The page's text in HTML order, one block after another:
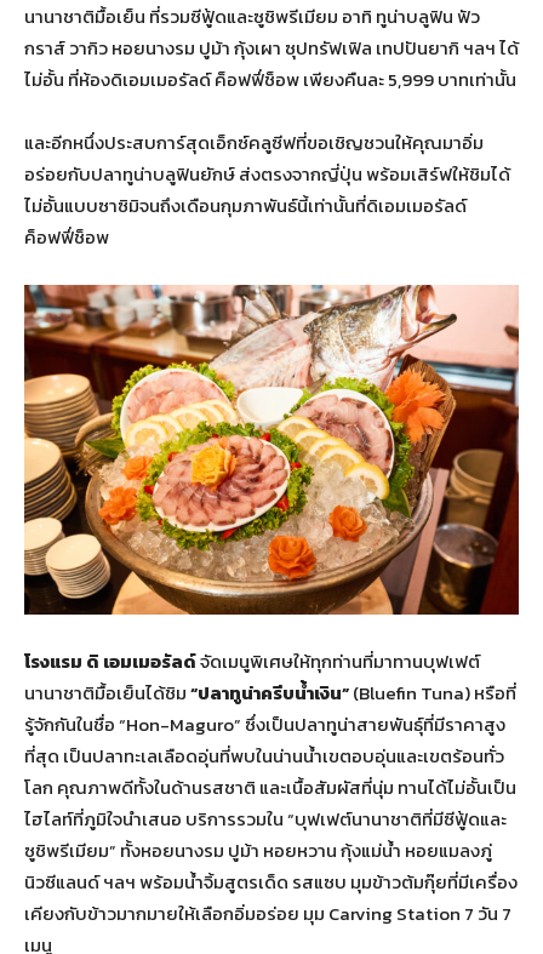
นานาชาติมื้อเย็น ที่รวมซีฟู้ดและซูชิพรีเมียม อาทิ ทูน่าบลูฟิน ฟัว
กราส์ วากิว หอยนางรม ปูม้า กุ้งเผา ซุปทรัฟเฟิล เทปปันยากิ ฯลฯ ได้
ไม่อั้น ที่ห้องดิเอมเมอรัลด์ ค็อฟฟี่ช็อพ เพียงคืนละ 5,999 บาทเท่านั้น
และอีกหนึ่งประสบการ์สุดเอ็กซ์คลูซีฟที่ขอเชิญชวนให้คุณมาอิ่ม
อร่อยกับปลาทูน่าบลูฟินยักษ์ ส่งตรงจากญี่ปุ่น พร้อมเสิร์ฟให้ชิมได้
ไม่อั้นแบบซาซิมิจนถึงเดือนกุมภาพันธ์นี้เท่านั้นที่ดิเอมเมอรัลด์
ค็อฟฟี่ช็อพ
โรงแรม ดิ เอมเมอรัลด์จัดเมนูพิเศษให้ทุกท่านที่มาทานบุฟเฟต์
นานาชาติมื้อเย็นได้ชิม“ปลาทูน่าครีบน้ำเงิน”(Bluefin Tuna) หรือที่
รู้จักกันในชื่อ “Hon-Maguro” ซึ่งเป็นปลาทูน่าสายพันธุ์ที่มีราคาสูง
ที่สุด เป็นปลาทะเลเลือดอุ่นที่พบในน่านน้ำเขตอบอุ่นและเขตร้อนทั่ว
โลก คุณภาพดีทั้งในด้านรสชาติ และเนื้อสัมผัสที่นุ่ม ทานได้ไม่อั้นเป็น
ไฮไลท์ที่ภูมิใจนำเสนอ บริการรวมใน “บุฟเฟต์นานาชาติที่มีซีฟู้ดและ
ซูชิพรีเมียม” ทั้งหอยนางรม ปูม้า หอยหวาน กุ้งแม่น้ำ หอยแมลงภู่
นิวซีแลนด์ ฯลฯ พร้อมน้ำจิ้มสูตรเด็ด รสแซบ มุมข้าวต้มกุ๊ยที่มีเครื่อง
เคียงกับข้าวมากมายให้เลือกอิ่มอร่อย มุม Carving Station 7 วัน 7
เมนู